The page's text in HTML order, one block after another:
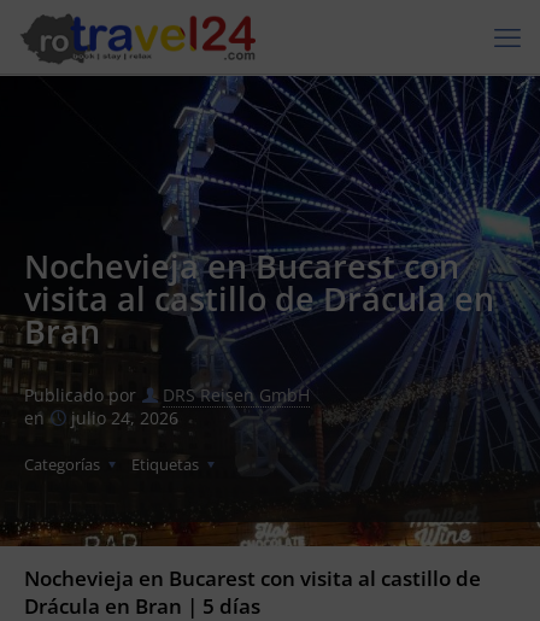
Nochevieja en Bucarest con
visita al castillo de Drácula en
Bran
Publicado por
DRS Reisen GmbH
en
julio 24, 2026
Categorías Etiquetas
Nochevieja en Bucarest con visita al castillo de
Drácula en Bran | 5 días